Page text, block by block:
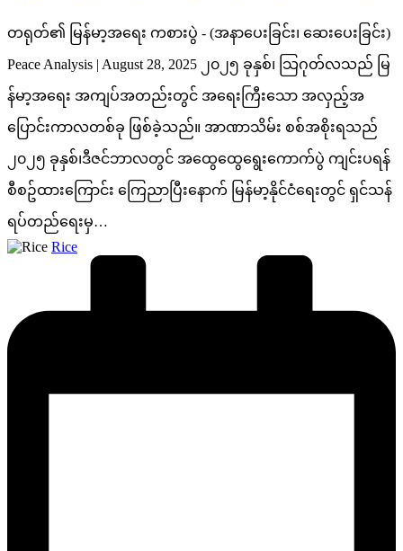
တရုတ်၏ မြန်မာ့အရေး ကစားပွဲ - (အနာပေးခြင်း၊ ဆေးပေးခြင်း)
Peace Analysis | August 28, 2025 ၂၀၂၅ ခုနှစ်၊ သြဂုတ်လသည် မြ
န်မာ့အရေး အကျပ်အတည်းတွင် အရေးကြီးသော အလှည့်အ
ပြောင်းကာလတစ်ခု ဖြစ်ခဲ့သည်။ အာဏာသိမ်း စစ်အစိုးရသည်
၂၀၂၅ ခုနှစ်၊ဒီဇင်ဘာလတွင် အထွေထွေရွေးကောက်ပွဲ ကျင်းပရန်
စီစဥ်ထားကြောင်း ကြေညာပြီးနောက် မြန်မာ့နိုင်ငံရေးတွင် ရှင်သန်
ရပ်တည်ရေးမှ…
Posted Rice